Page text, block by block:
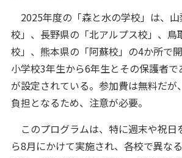
2025年度の「森と水の学校」は、
校」、長野県の「北アルプス校」、鳥
校」、熊本県の「阿蘇校」の4か所で
小学校3年生から6年生とその保護者で
が設定されている。参加費は無料だが
負担となるため、注意が必要。
このプログラムは、特に週末や祝日
ら8月にかけて実施され、各校で異な